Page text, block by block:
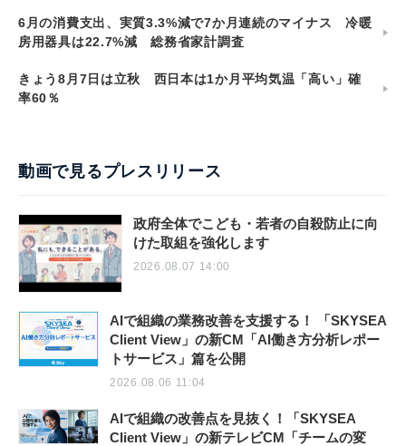
6月の消費支出、実質3.3%減で7か月連続のマイナス 冷暖
房用器具は22.7%減 総務省家計調査
きょう8月7日は立秋 西日本は1か月平均気温「高い」確
率60％
動画で見るプレスリリース
政府全体でこども・若者の自殺防止に向
けた取組を強化します
2026.08.07 14:00
AIで組織の業務改善を支援する！ 「SKYSEA
Client View」の新CM「AI働き方分析レポー
トサービス」篇を公開
2026.08.06 11:04
AIで組織の改善点を見抜く！「SKYSEA
Client View」の新テレビCM「チームの変